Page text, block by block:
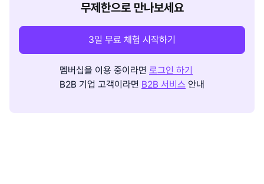
무제한으로 만나보세요
3일 무료 체험 시작하기
멤버십을 이용 중이라면 로그인 하기
B2B 기업 고객이라면 B2B 서비스 안내